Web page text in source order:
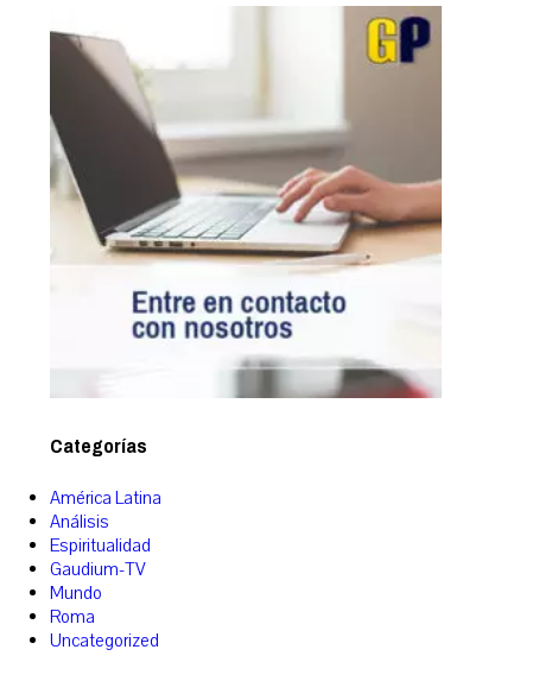
Categorías
América Latina
Análisis
Espiritualidad
Gaudium-TV
Mundo
Roma
Uncategorized